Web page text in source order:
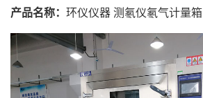
产品名称： 环仪仪器 测氡仪氡气计量箱